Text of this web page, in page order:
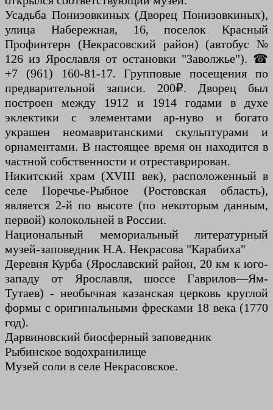
Усадьба Понизовкиных (Дворец Понизовкиных),
улица Набережная, 16, поселок Красный
Профинтерн (Некрасовский район) (автобус №
126 из Ярославля от остановки "Заволжье"). ☎
+7 (961) 160-81-17. Групповые посещения по
предварительной записи. 200₽. Дворец был
построен между 1912 и 1914 годами в духе
эклектики с элементами ар-нуво и богато
украшен неомавританскими скульптурами и
орнаментами. В настоящее время он находится в
частной собственности и отреставрирован.
Никитский храм (XVIII век), расположенный в
селе Поречье-Рыбное (Ростовская область),
является 2-й по высоте (по некоторым данным,
первой) колокольней в России.
Национальный мемориальный литературный
музей-заповедник Н.А. Некрасова "Карабиха"
Деревня Курба (Ярославский район, 20 км к юго-
западу от Ярославля, шоссе Гаврилов—Ям-
Тутаев) - необычная казанская церковь круглой
формы с оригинальными фресками 18 века (1770
год).
Дарвиновский биосферный заповедник
Рыбинское водохранилище
Музей соли в селе Некрасовское.